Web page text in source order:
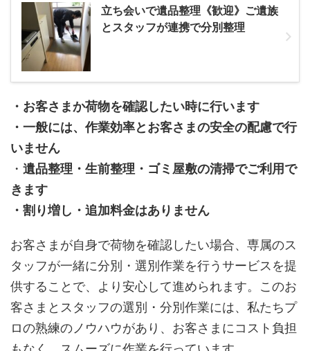
立ち会いで遺品整理《歓迎》ご遺族
とスタッフが連携で分別整理
・お客さまか荷物を確認したい時に行います
・一般には、作業効率とお客さまの安全の配慮で行
いません
・ 遺品整理・生前整理・ゴミ屋敷の清掃でご利用で
きます
・割り増し・追加料金はありません
お客さまが自身で荷物を確認したい場合、専属のス
タッフが一緒に分別・選別作業を行うサービスを提
供することで、より安心して進められます。このお
客さまとスタッフの選別・分別作業には、私たちプ
ロの熟練のノウハウがあり、お客さまにコスト負担